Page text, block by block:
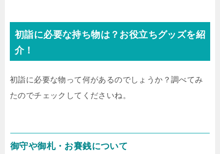
初詣に必要な持ち物は？お役立ちグッズを紹
介！
初詣に必要な物って何があるのでしょうか？調べてみ
たのでチェックしてくださいね。
御守や御札・お賽銭について